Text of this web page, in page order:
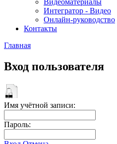
Видеоматериалы
Интегратор - Видео
Онлайн-руководство
Контакты
Главная
Вход пользователя
Имя учётной записи:
Пароль: